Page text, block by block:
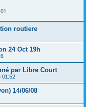
routiere
24 Oct 19h
par Libre Court
01:52
14/06/08